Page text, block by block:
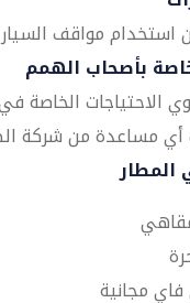
استخدام مواقف
بأصحاب الهمم
الاحتياجات الخاصة
مساعدة من شركة
المطار
مجانية